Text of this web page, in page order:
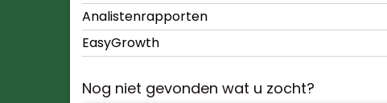
Analistenrapporten
EasyGrowth
Nog niet gevonden wat u zocht?